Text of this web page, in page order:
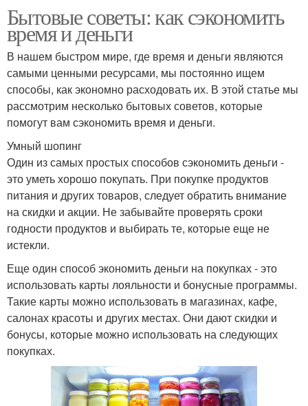
Бытовые советы: как сэкономить
время и деньги
В нашем быстром мире, где время и деньги являются
самыми ценными ресурсами, мы постоянно ищем
способы, как экономно расходовать их. В этой статье мы
рассмотрим несколько бытовых советов, которые
помогут вам сэкономить время и деньги.
Умный шопинг
Один из самых простых способов сэкономить деньги -
это уметь хорошо покупать. При покупке продуктов
питания и других товаров, следует обратить внимание
на скидки и акции. Не забывайте проверять сроки
годности продуктов и выбирать те, которые еще не
истекли.
Еще один способ экономить деньги на покупках - это
использовать карты лояльности и бонусные программы.
Такие карты можно использовать в магазинах, кафе,
салонах красоты и других местах. Они дают скидки и
бонусы, которые можно использовать на следующих
покупках.